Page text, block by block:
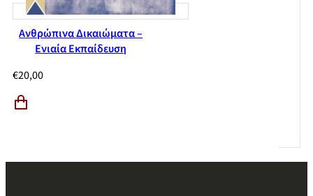
Ανθρώπινα Δικαιώματα –
Ενιαία Εκπαίδευση
€20,00